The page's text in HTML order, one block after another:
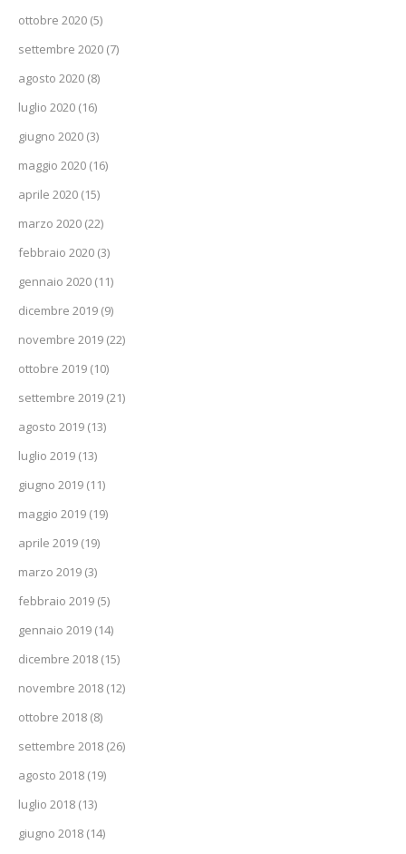
ottobre 2020 (5)
settembre 2020 (7)
agosto 2020 (8)
luglio 2020 (16)
giugno 2020 (3)
maggio 2020 (16)
aprile 2020 (15)
marzo 2020 (22)
febbraio 2020 (3)
gennaio 2020 (11)
dicembre 2019 (9)
novembre 2019 (22)
ottobre 2019 (10)
settembre 2019 (21)
agosto 2019 (13)
luglio 2019 (13)
giugno 2019 (11)
maggio 2019 (19)
aprile 2019 (19)
marzo 2019 (3)
febbraio 2019 (5)
gennaio 2019 (14)
dicembre 2018 (15)
novembre 2018 (12)
ottobre 2018 (8)
settembre 2018 (26)
agosto 2018 (19)
luglio 2018 (13)
giugno 2018 (14)